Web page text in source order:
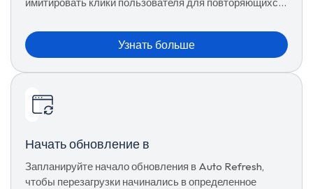
Узнать больше
Начать обновление в
Запланируйте начало обновления в Auto Refresh,
чтобы перезагрузки начинались в определенное